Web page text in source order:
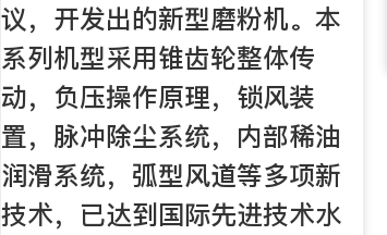
议，开发出的新型磨粉机。本
系列机型采用锥齿轮整体传
动，负压操作原理，锁风装
置，脉冲除尘系统，内部稀油
润滑系统，弧型风道等多项新
技术，已达到国际先进技术水